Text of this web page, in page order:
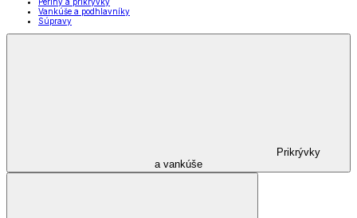
Vankúše a podhlavníky
Súpravy
Prikrývky
a vankúše